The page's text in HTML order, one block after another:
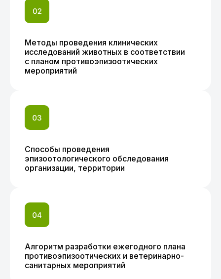
Методы проведения клинических
исследований животных в соответствии
с планом противоэпизоотических
мероприятий
Способы проведения
эпизоотологического обследования
организации, территории
Алгоритм разработки ежегодного плана
противоэпизоотических и ветеринарно-
санитарных мероприятий